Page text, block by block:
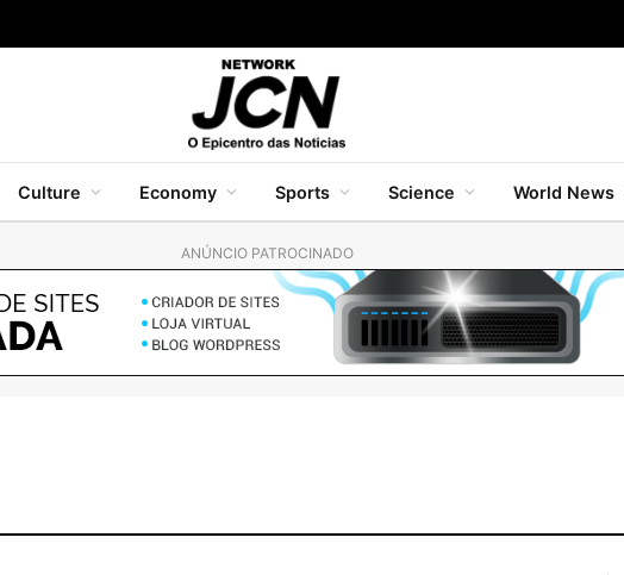
Culture Economy Sports Science World News
ANÚNCIO PATROCINADO